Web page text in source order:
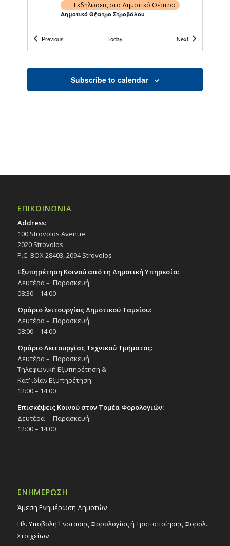
Εκδηλώσεις στο Δημοτικό Θέατρο
Δημοτικό Θέατρο Στροβόλου
ΑΠΡ
8 Συναυλία «Annelies», 8/4/25
19:00
ΑΠΡ 19:30
Δημοτικό Θέατρο Στροβόλου
ΑΠΡ
12 Μιούζικαλ «Neverland», 12/4/25
19:30
Εκδηλώσεις στο Δημοτικό Θέατρο
Δημοτικό Θέατρο Στροβόλου
ΑΠΡ
Διαγωνισμός Χορού «3rd IDTA Cyprus
Ballroom Branch Competition», 13/4/25
Εκδηλώσεις στο Δημοτικό Θέατρο
ΑΠΡ
15
Παράσταση χορού «Flamenco Show»,
15/4/25
20:00
ΑΠΡ
23
Δίνουμε αίμα! Σώζουμε ζωές! Εθελοντική
18:00
Previous Today NextEvents
Subscribe to calendar
ΕΠΙΚΟΙΝΩΝΙΑ
Address:
100 Strovolos Avenue
2020 Strovolos
P.C. BOX 28403, 2094 Strovolos
Εξυπηρέτηση Κοινού από τη Δημοτική Υπηρεσία:
Δευτέρα – Παρασκευή:
08:30 – 14:00
Ωράριο λειτουργίας Δημοτικού Ταμείου:
Δευτέρα – Παρασκευή:
08:00 – 14:00
Ωράριο Λειτουργίας Τεχνικού Τμήματος:
Δευτέρα – Παρασκευή:
Τηλεφωνική Εξυπηρέτηση &
Κατ’ ιδίαν Εξυπηρέτηση:
12:00 – 14:00
Επισκέψεις Κοινού στον Τομέα Φορολογιών:
Δευτέρα – Παρασκευή:
12:00 – 14:00
ΕΝΗΜΕΡΩΣΗ
Άμεση Ενημέρωση Δημοτών
Ηλ. Υποβολή Ένστασης Φορολογίας ή Τροποποίησης Φορολ.
Στοιχείων